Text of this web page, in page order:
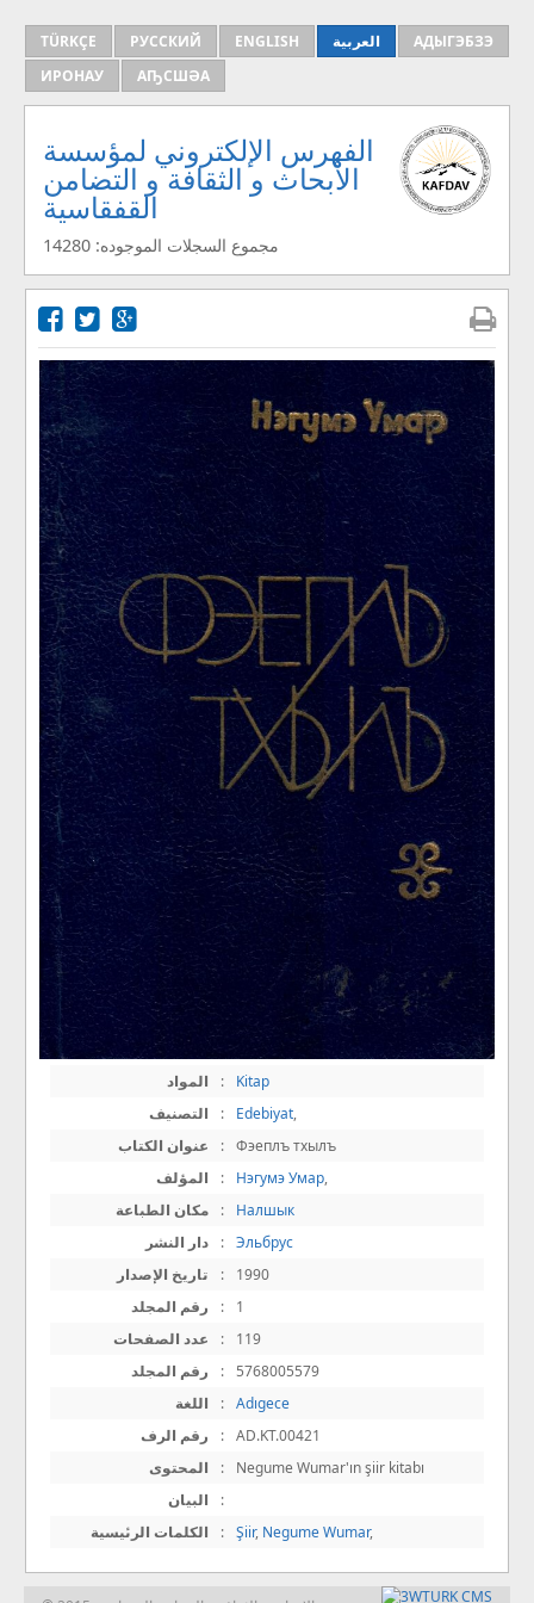
TÜRKÇE РУССКИЙ ENGLISH العربية
АДЫГЭБЗЭ
ИРОНАУ
АҦСШӘА
الفهرس الإلكتروني لمؤسسة
الأبحاث و الثقافة و التضامن
القفقاسية
مجموع السجلات الموجوده: 14280
المواد :
Kitap
التصنيف
: Edebiyat,
عنوان الكتاب
: Фэеплъ тхылъ
المؤلف
: Нэгумэ Умар,
مكان الطباعة
:
Налшык
دار النشر
: Эльбрус
تاريخ الإصدار
:
1990
رقم المجلد
:
1
عدد الصفحات
:
119
رقم المجلد
:
5768005579
اللغة
: Adıgece
رقم الرف
: AD.KT.00421
المحتوى
:
Negume Wumar'ın şiir kitabı
البيان
:
الكلمات الرئيسية
: Şiir, Negume Wumar,